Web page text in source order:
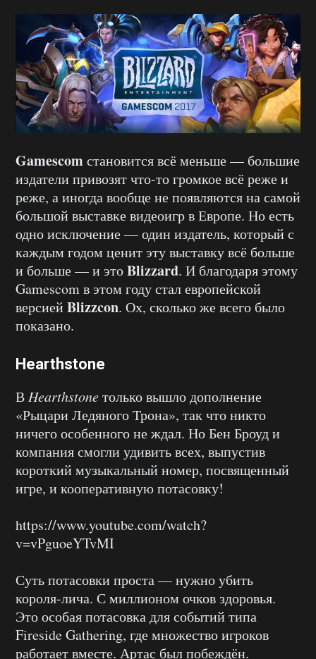
Gamescomстановится всё меньше — большие
издатели привозят что-то громкое всё реже и
реже, а иногда вообще не появляются на самой
большой выставке видеоигр в Европе. Но есть
одно исключение — один издатель, который с
каждым годом ценит эту выставку всё больше
и больше — и этоBlizzard. И благодаря этому
Gamescom в этом году стал европейской
версией Blizzcon. Ох, сколько же всего было
показано.
Hearthstone
В Hearthstoneтолько вышло дополнение
«Рыцари Ледяного Трона», так что никто
ничего особенного не ждал. Но Бен Броуд и
компания смогли удивить всех, выпустив
короткий музыкальный номер, посвященный
игре, и кооперативную потасовку!
https://www.youtube.com/watch?
v=vPguoeYTvMI
Суть потасовки проста — нужно убить
короля-лича. С миллионом очков здоровья.
Это особая потасовка для событий типа
Fireside Gathering, где множество игроков
работает вместе. Артас был побеждён.